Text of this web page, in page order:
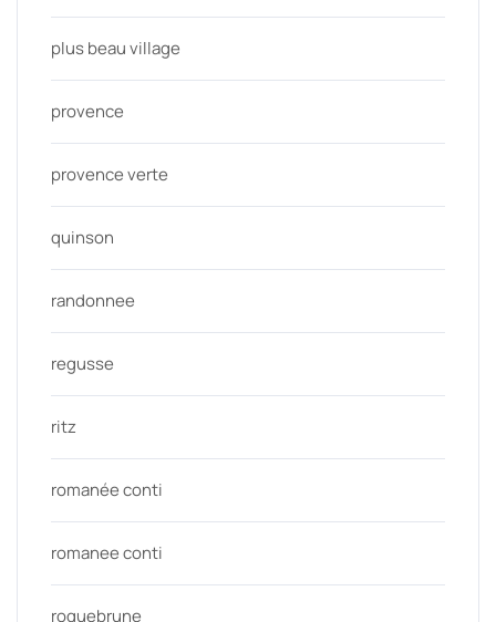
plus beau village
provence
provence verte
quinson
randonnee
regusse
ritz
romanée conti
romanee conti
roquebrune